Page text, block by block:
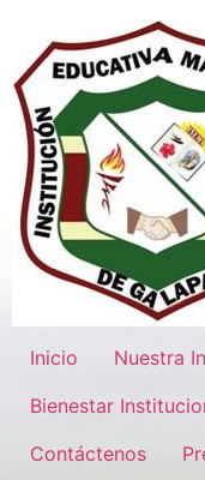
Inicio
Nuestra
Bienestar
Contáctenos